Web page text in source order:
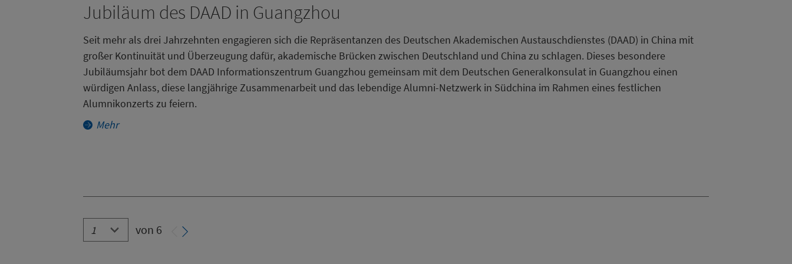
Jubiläum des DAAD in Guangzhou
Seit mehr als drei Jahrzehnten engagieren sich die Repräsentanzen des Deutschen Akademischen Austauschdienstes (DAAD) in China mit
großer Kontinuität und Überzeugung dafür, akademische Brücken zwischen Deutschland und China zu schlagen. Dieses besondere
Jubiläumsjahr bot dem DAAD Informationszentrum Guangzhou gemeinsam mit dem Deutschen Generalkonsulat in Guangzhou einen
würdigen Anlass, diese langjährige Zusammenarbeit und das lebendige Alumni-Netzwerk in Südchina im Rahmen eines festlichen
Alumnikonzerts zu feiern.
Mehr
Paginierung von 6